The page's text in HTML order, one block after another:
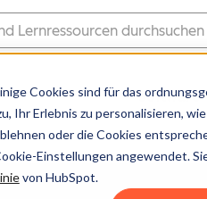
Cookies sind für das
Ihr Erlebnis zu personalisieren,
oder die Cookies
Einstellungen angewendet.
von HubSpot.
Software